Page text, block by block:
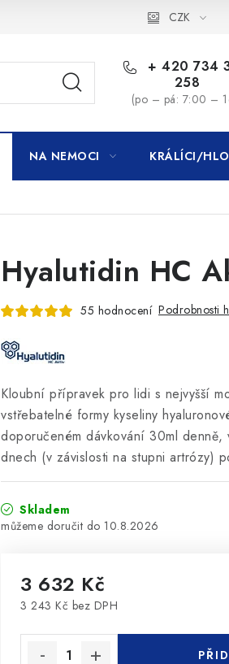
CZK
+ 420 734
258
(po – pá: 7:00 –
NA NEMOCI KRÁLÍCI/
Hyalutidin HC
55 hodnocení Podrobnosti
Kloubní přípravek pro lidi s nejvyšší
vstřebatelné formy kyseliny
doporučeném dávkování 30ml
dnech (v závislosti na stupni artrózy)
Skladem
10.8.2026
3 632 Kč
3 243 Kč bez DPH